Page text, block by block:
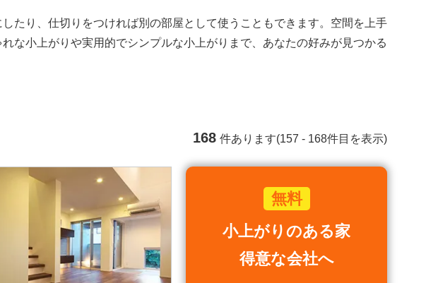
たり、仕切りをつければ別の部屋として使うこともできます。空間を上手
な小上がりや実用的でシンプルな小上がりまで、あなたの好みが見つかる
168 件あります(157 - 168件目を表示)
小上がりのある家
得意な会社へ